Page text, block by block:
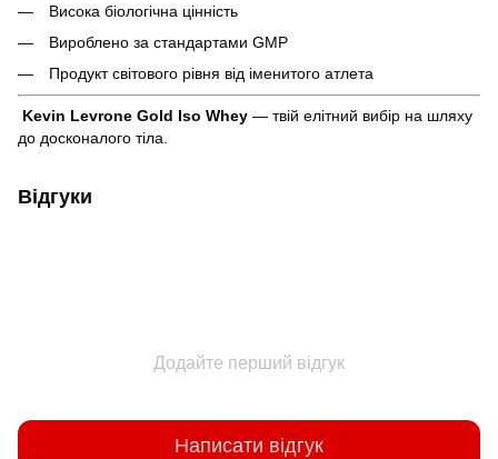
Висока біологічна цінність
Вироблено за стандартами GMP
Продукт світового рівня від іменитого атлета
Kevin Levrone Gold Iso Whey — твій елітний вибір на шляху
до досконалого тіла.
Відгуки
Додайте перший відгук
Написати відгук